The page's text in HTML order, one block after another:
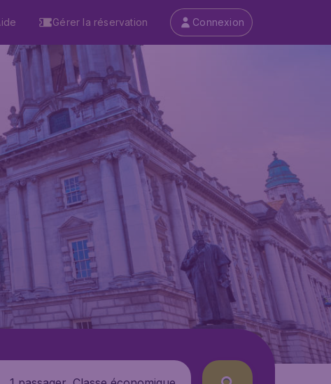
Gérer la réservation Connexion